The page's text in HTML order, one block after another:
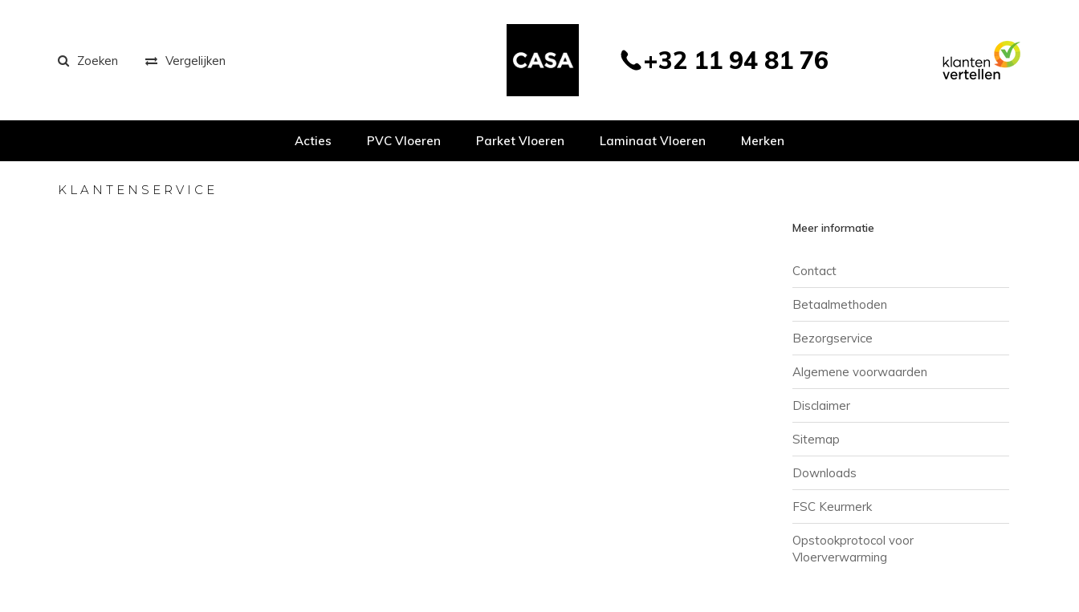
Zoeken Vergelijken +32 11 94 81 76
Acties PVC Vloeren Parket Vloeren Laminaat Vloeren Merken
KLANTENSERVICE
Meer informatie
Contact
Betaalmethoden
Bezorgservice
Algemene voorwaarden
Disclaimer
Sitemap
Downloads
FSC Keurmerk
Opstookprotocol voor
Vloerverwarming